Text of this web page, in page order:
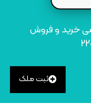
تخصصی خرید و فروش
ثبت ملک